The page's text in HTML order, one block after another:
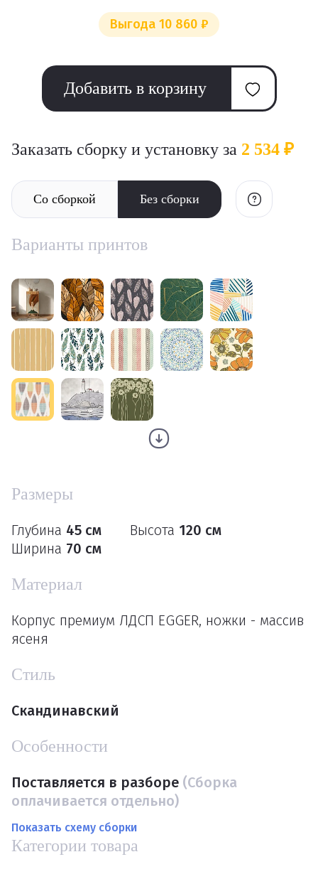
Выгода 10 860 ₽
Добавить в корзину
Заказать сборку и установку за 2 534 ₽
Со сборкой Без сборки
Варианты принтов
Размеры
Глубина 45 см Высота 120 см
Ширина 70 см
Материал
Корпус премиум ЛДСП EGGER, ножки - массив
ясеня
Стиль
Скандинавский
Особенности
Поставляется в разборе (Сборка
оплачивается отдельно)
Показать схему сборки
Категории товара